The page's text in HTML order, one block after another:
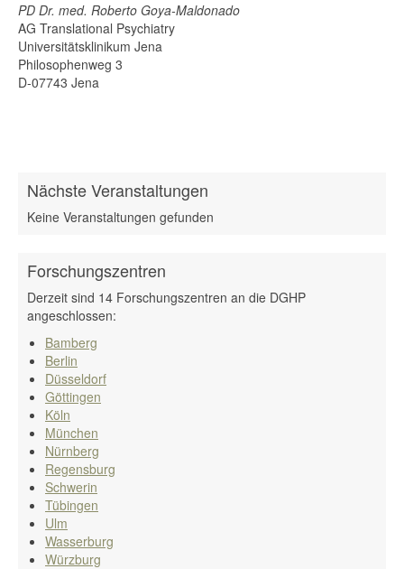
PD Dr. med. Roberto Goya-Maldonado
AG Translational Psychiatry
Universitätsklinikum Jena
Philosophenweg 3
D-07743 Jena
Nächste Veranstaltungen
Keine Veranstaltungen gefunden
Forschungszentren
Derzeit sind 14 Forschungszentren an die DGHP
angeschlossen:
Bamberg
Berlin
Düsseldorf
Göttingen
Köln
München
Nürnberg
Regensburg
Schwerin
Tübingen
Ulm
Wasserburg
Würzburg